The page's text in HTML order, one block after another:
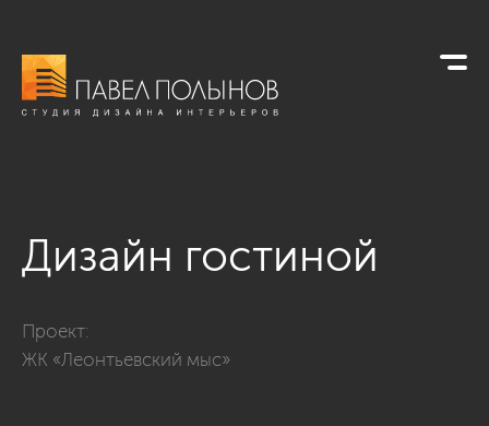
Дизайн гостиной
Проект:
ЖК «Леонтьевский мыс»